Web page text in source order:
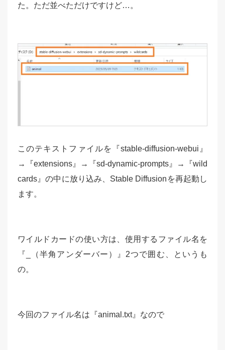
た。ただ並べただけですけど…。
このテキストファイルを『stable-diffusion-webui』
→『extensions』→『sd-dynamic-prompts』→『wild
cards』の中に放り込み、Stable Diffusionを再起動し
ます。
ワイルドカードの使い方は、使用するファイル名を
『_（半角アンダーバー）』2つで囲む、というも
の。
今回のファイル名は『animal.txt』なので